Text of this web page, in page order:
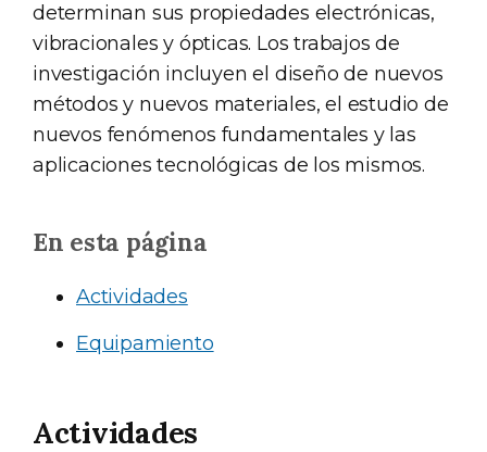
determinan sus propiedades electrónicas,
vibracionales y ópticas. Los trabajos de
investigación incluyen el diseño de nuevos
métodos y nuevos materiales, el estudio de
nuevos fenómenos fundamentales y las
aplicaciones tecnológicas de los mismos.
En esta página
Actividades
Equipamiento
Actividades